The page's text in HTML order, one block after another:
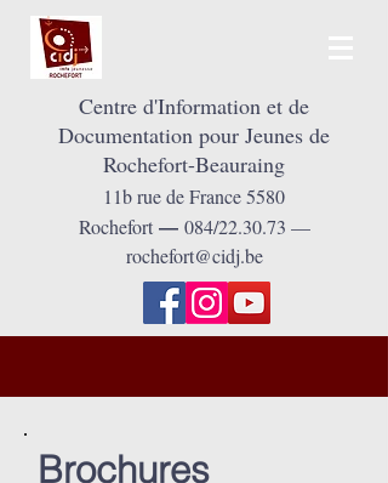
Centre d'Information et de
Documentation pour Jeunes de
Rochefort-Beauraing
11brue de France 5580
Rochefort— 084/22.30.73 —
rochefort@cidj.be
Brochures